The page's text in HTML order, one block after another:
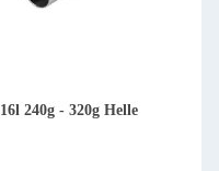
A269 Rohrleitung aus